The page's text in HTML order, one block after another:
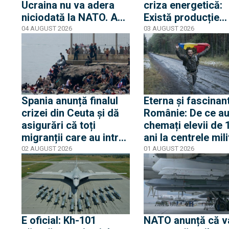
Ucraina nu va adera
niciodată la NATO. Am
auzit 12 ani povești
privind aderarea
04 AUGUST 2026
criza energetică:
Există producție
internă stabilă cât
alimentăm
03 AUGUST 2026
Spania anunță finalul
crizei din Ceuta și dă
asigurări că toți
migranții care au intrat
ilegal au părăsit
enclava spaniolă. Criza
trezește temeri în
Europa după episodul
din 2015
02 AUGUST 2026
Eterna și
Românie: De ce
chemați elevii de
ani la centrele
și de ce nu este
despre mobilizare
01 AUGUST 2026
E oficial: Kh-101
NATO anunță că